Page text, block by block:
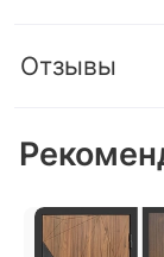
Отзывы